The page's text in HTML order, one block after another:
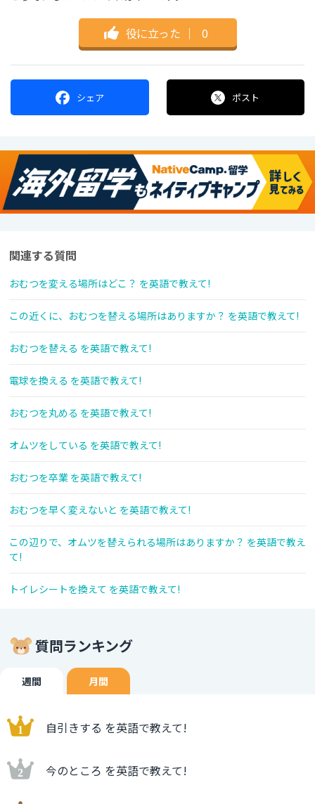
役に立った ｜ 0
シェア ポスト
関連する質問
おむつを変える場所はどこ？ を英語で教えて!
この近くに、おむつを替える場所はありますか？ を英語で教えて!
おむつを替える を英語で教えて!
電球を換える を英語で教えて!
おむつを丸める を英語で教えて!
オムツをしている を英語で教えて!
おむつを卒業 を英語で教えて!
おむつを早く変えないと を英語で教えて!
この辺りで、オムツを替えられる場所はありますか？ を英語で教え
て!
トイレシートを換えて を英語で教えて!
質問ランキング
週間 月間
自引きする を英語で教えて!
今のところ を英語で教えて!